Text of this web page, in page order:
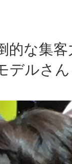
的な集
デルさ